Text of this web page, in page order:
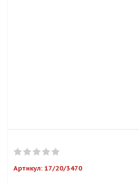
Артикул: 17/20/3470